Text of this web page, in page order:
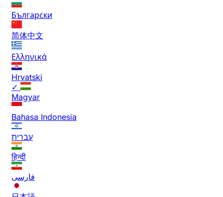
Български
简体中文
Ελληνικά
Hrvatski
✓
Magyar
Bahasa Indonesia
עברית
हिन्दी
فارسی